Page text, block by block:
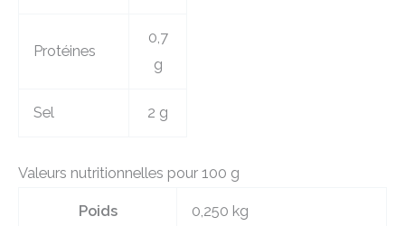
Protéines
0,7
g
Sel 2 g
Valeurs nutritionnelles pour 100 g
Poids 0,250 kg